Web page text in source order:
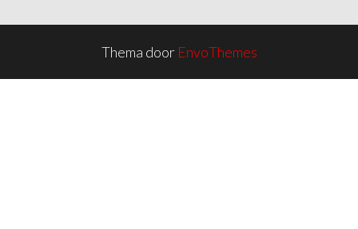
Thema door EnvoThemes